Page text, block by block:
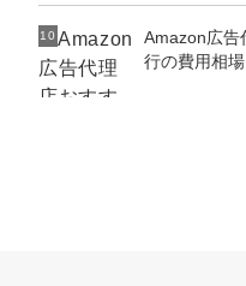
10
Amazon広告
行の費用相